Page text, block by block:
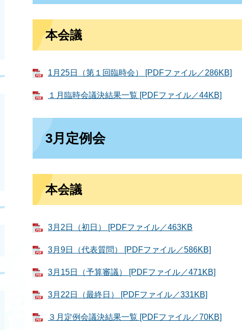
本会議
1月25日（第１回臨時会） [PDFファイル／286KB]
１月臨時会議決結果一覧 [PDFファイル／44KB]
3月定例会
本会議
3月2日（初日） [PDFファイル／463KB
3月9日（代表質問） [PDFファイル／586KB]
3月15日（予算審議） [PDFファイル／471KB]
3月22日（最終日） [PDFファイル／331KB]
３月定例会議決結果一覧 [PDFファイル／70KB]